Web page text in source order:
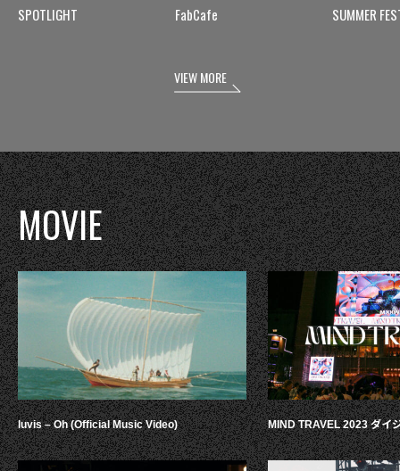
SPOTLIGHT FabCafe SUMMER
VIEW MORE
MOVIE
luvis – Oh (Official Music Video) MIND TRAVEL 2023 ダイ